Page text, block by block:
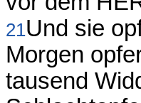
21Und sie
Morgen
tausend